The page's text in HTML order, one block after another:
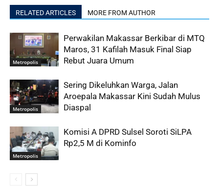
RELATED ARTICLES MORE FROM AUTHOR
Metropolis
Perwakilan Makassar Berkibar di MTQ
Maros, 31 Kafilah Masuk Final Siap
Rebut Juara Umum
Metropolis
Sering Dikeluhkan Warga, Jalan
Aroepala Makassar Kini Sudah Mulus
Diaspal
Metropolis
Komisi A DPRD Sulsel Soroti SiLPA
Rp2,5 M di Kominfo